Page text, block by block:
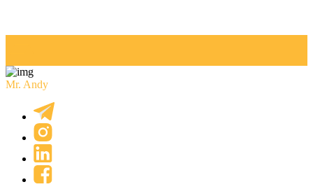
Mr. Andy